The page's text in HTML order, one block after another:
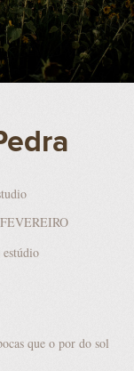
que o por do sol